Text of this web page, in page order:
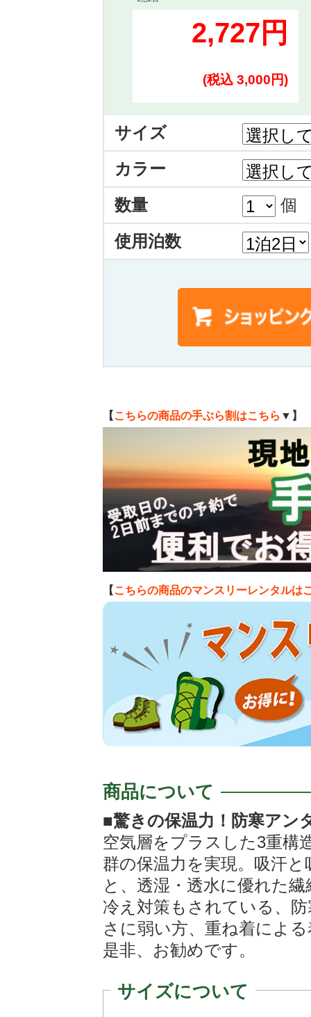
2,727円
(税込 3,000円)
サイズ
カラー
数量
個
使用泊数
【こちらの商品の手ぶら割はこちら ▼】
【こちらの商品のマンスリーレンタルは
商品について
■驚きの保温力！防寒アン
空気層をプラスした3重構
群の保温力を実現。吸汗
と、透湿・透水に優れた
冷え対策もされている、
さに弱い方、重ね着によ
是非、お勧めです。
サイズについて